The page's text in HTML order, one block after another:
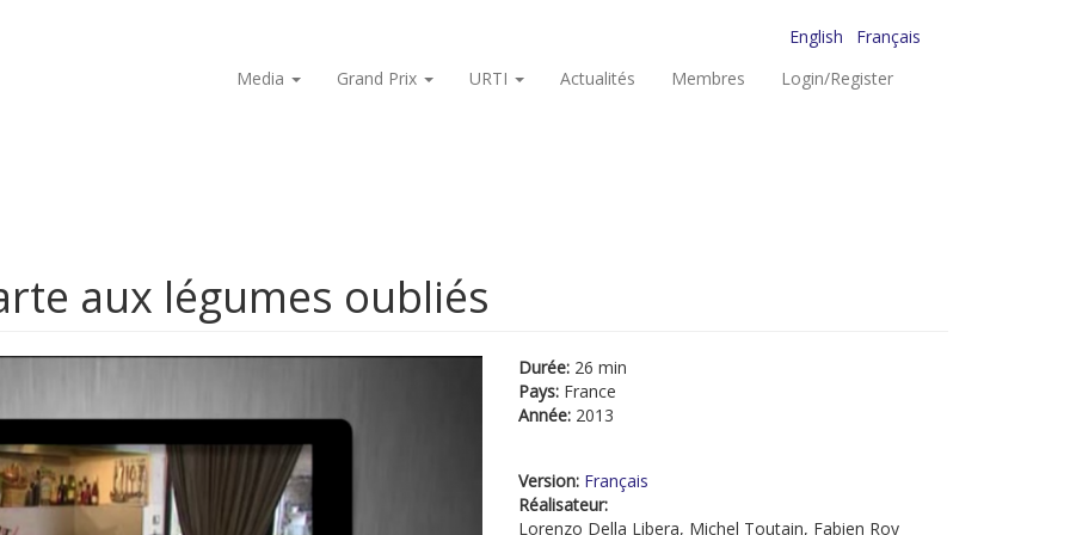
English
Français
Media
Grand Prix URTI Actualités Membres Login/Register
aux légumes oubliés
Durée: 26 min
Pays: France
Année: 2013
Version: Français
Réalisateur:
Lorenzo Della Libera, Michel Toutain, Fabien Roy